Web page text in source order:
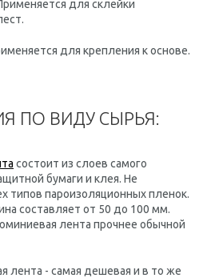
для склейки
для крепления к основе.
ПО ВИДУ СЫРЬЯ:
состоит из слоев самого
бумаги и клея. Не
типов пароизоляционных пленок.
составляет от 50 до 100 мм.
лента прочнее обычной
лента - самая дешевая и в то же